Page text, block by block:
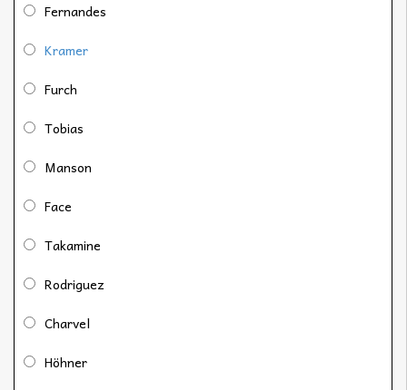
Fernandes
Kramer
Furch
Tobias
Manson
Face
Takamine
Rodriguez
Charvel
Höhner